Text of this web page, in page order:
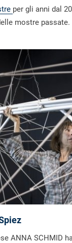
per gli anni dal
mostre passate.
ANNA SCHMID